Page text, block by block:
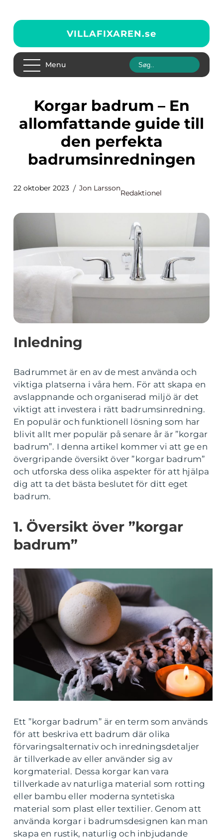
VILLAFIXAREN.se
Menu
Korgar badrum – En
allomfattande guide till
den perfekta
badrumsinredningen
22 oktober 2023 Jon Larsson
Redaktionel
Inledning
Badrummet är en av de mest använda och
viktiga platserna i våra hem. För att skapa en
avslappnande och organiserad miljö är det
viktigt att investera i rätt badrumsinredning.
En populär och funktionell lösning som har
blivit allt mer populär på senare år är ”korgar
badrum”. I denna artikel kommer vi att ge en
övergripande översikt över ”korgar badrum”
och utforska dess olika aspekter för att hjälpa
dig att ta det bästa beslutet för ditt eget
badrum.
1. Översikt över ”korgar
badrum”
Ett ”korgar badrum” är en term som används
för att beskriva ett badrum där olika
förvaringsalternativ och inredningsdetaljer
är tillverkade av eller använder sig av
korgmaterial. Dessa korgar kan vara
tillverkade av naturliga material som rotting
eller bambu eller moderna syntetiska
material som plast eller textilier. Genom att
använda korgar i badrumsdesignen kan man
skapa en rustik, naturlig och inbjudande